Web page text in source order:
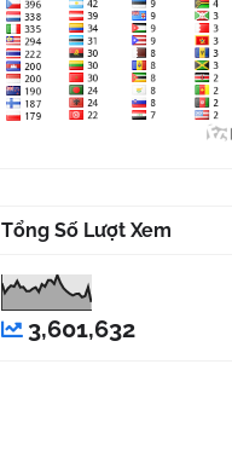
Tổng Số Lượt Xem
3,601,632